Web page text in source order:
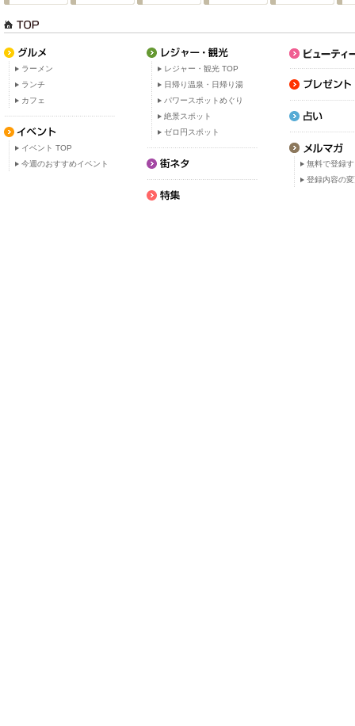
ラーメン
ランチ
カフェ
イベント TOP
今週のおすすめイベント
レジャー・観光 TOP
日帰り温泉・日帰り湯
パワースポットめぐり
絶景スポット
ゼロ円スポット
無料で登録
登録内容の